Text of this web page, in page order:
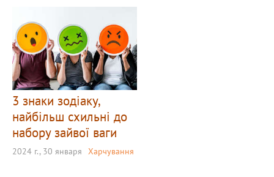
3 знаки зодіаку,
найбільш схильні до
набору зайвої ваги
2024 г., 30 января Харчування